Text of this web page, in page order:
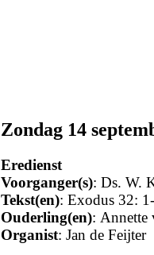
Zondag 14
Eredienst
Voorganger(s): Ds. W.
Tekst(en): Exodus 32:
Ouderling(en): Annette
Organist: Jan de Feijter